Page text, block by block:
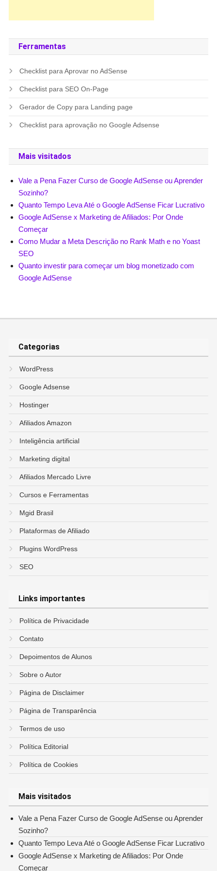
Ferramentas
Checklist para Aprovar no AdSense
Checklist para SEO On-Page
Gerador de Copy para Landing page
Checklist para aprovação no Google Adsense
Mais visitados
Vale a Pena Fazer Curso de Google AdSense ou Aprender
Sozinho?
Quanto Tempo Leva Até o Google AdSense Ficar Lucrativo
Google AdSense x Marketing de Afiliados: Por Onde
Começar
Como Mudar a Meta Descrição no Rank Math e no Yoast
SEO
Quanto investir para começar um blog monetizado com
Google AdSense
Categorias
WordPress
Google Adsense
Hostinger
Afiliados Amazon
Inteligência artificial
Marketing digital
Afiliados Mercado Livre
Cursos e Ferramentas
Mgid Brasil
Plataformas de Afiliado
Plugins WordPress
SEO
Links importantes
Política de Privacidade
Contato
Depoimentos de Alunos
Sobre o Autor
Página de Disclaimer
Página de Transparência
Termos de uso
Política Editorial
Política de Cookies
Mais visitados
Vale a Pena Fazer Curso de Google AdSense ou Aprender
Sozinho?
Quanto Tempo Leva Até o Google AdSense Ficar Lucrativo
Google AdSense x Marketing de Afiliados: Por Onde
Começar